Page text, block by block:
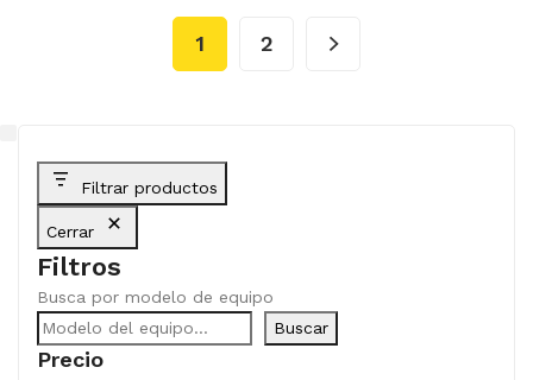
1 2
Filtrar productos
Cerrar
Filtros
Busca por modelo de equipo
Buscar
Precio